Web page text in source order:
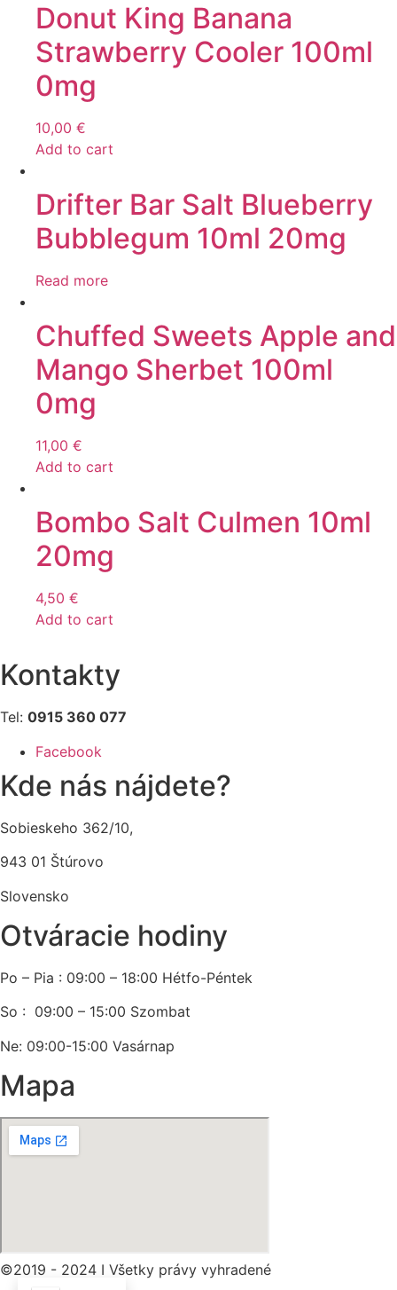
Donut King Banana
Strawberry Cooler 100ml
0mg
10,00 €
Add to cart
Drifter Bar Salt Blueberry
Bubblegum 10ml 20mg
Read more
Chuffed Sweets Apple and
Mango Sherbet 100ml
0mg
11,00 €
Add to cart
Bombo Salt Culmen 10ml
20mg
4,50 €
Add to cart
Kontakty
Tel: 0915 360 077
Facebook
Kde nás nájdete?
Sobieskeho 362/10,
943 01 Štúrovo
Slovensko
Otváracie hodiny
Po – Pia : 09:00 – 18:00 Hétfo-Péntek
So : 09:00 – 15:00 Szombat
Ne: 09:00-15:00 Vasárnap
Mapa
©2019 - 2024 I Všetky právy vyhradené